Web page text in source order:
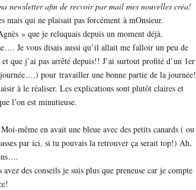
newsletter afin de recvoir par mail mes nouvelles créa!
mais qui ne plaisait pas forcément à mOnsieur.
» que je reluquais depuis un moment déjà.
Je vous disais aussi qu’il allait me falloir un peu de
que j’ai pas arrêté depuis!! J’ai surtout profité d’un 1er
pour travailler une bonne partie de la journée!
à le réaliser. Les explications sont plutôt claires et
l’on est minutieuse.
même en avait une bleue avec des petits canards ( ou
par ici, si tu pouvais la retrouver ça serait top!) Ah,
des conseils je suis plus que preneuse car je compte